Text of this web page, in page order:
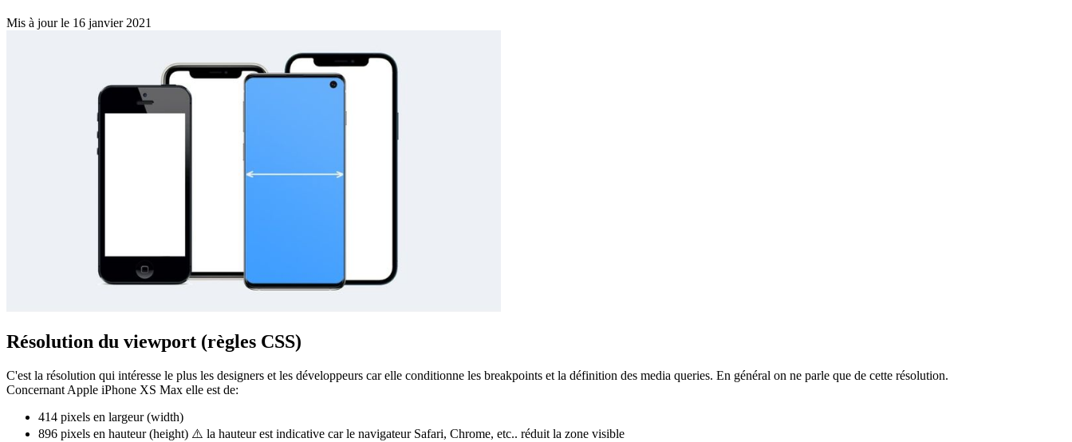
Mis à jour le 16 janvier 2021
Résolution du viewport (règles CSS)
C'est la résolution qui intéresse le plus les designers et les développeurs car elle conditionne les breakpoints et la définition des media queries. En général on ne parle que de cette résolution.
Concernant Apple iPhone XS Max elle est de:
414 pixels en largeur (width)
896 pixels en hauteur (height) ⚠️ la hauteur est indicative car le navigateur Safari, Chrome, etc.. réduit la zone visible